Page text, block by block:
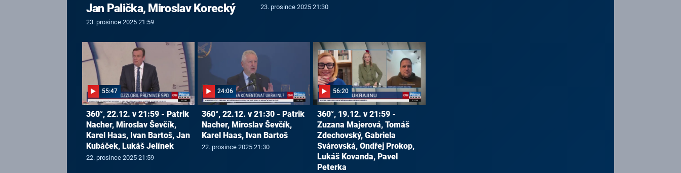
Jan Palička, Miroslav Korecký
23. prosince 2025 21:59
23. prosince 2025 21:30
55:47
360°, 22.12. v 21:59 - Patrik
Nacher, Miroslav Ševčík,
Karel Haas, Ivan Bartoš, Jan
Kubáček, Lukáš Jelínek
22. prosince 2025 21:59
24:06
360°, 22.12. v 21:30 - Patrik
Nacher, Miroslav Ševčík,
Karel Haas, Ivan Bartoš
22. prosince 2025 21:30
56:20
360°, 19.12. v 21:59 -
Zuzana Majerová, Tomáš
Zdechovský, Gabriela
Svárovská, Ondřej Prokop,
Lukáš Kovanda, Pavel
Peterka